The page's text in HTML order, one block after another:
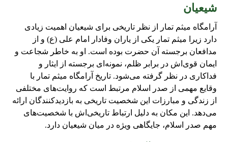
شیعیان
آرامگاه میثم تمار از نظر تاریخی برای شیعیان اهمیت زیادی
دارد زیرا میثم تمار یکی از یاران وفادار امام علی (ع) و از
مدافعان برجسته آن حضرت بوده است. او به خاطر شجاعت و
ایمان قوی‌اش در برابر ظلم، نمونه‌ای برجسته از ایثار و
فداکاری در نظر گرفته می‌شود. تاریخ آرامگاه میثم تمار با
وقایع مهمی از صدر اسلام مرتبط است که روایت‌های مختلفی
از زندگی و مبارزات این شخصیت تاریخی به بازدیدکنندگان ارائه
می‌دهد. این مکان به دلیل ارتباط تاریخی‌اش با شخصیت‌های
مهم صدر اسلام، جایگاهی ویژه در میان شیعیان دارد.